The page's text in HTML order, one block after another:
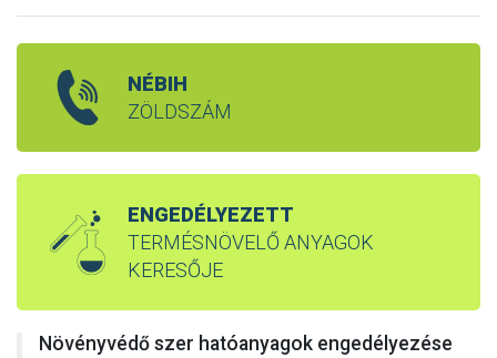
NÉBIH
ZÖLDSZÁM
ENGEDÉLYEZETT
TERMÉSNÖVELŐ ANYAGOK
KERESŐJE
Növényvédő szer hatóanyagok engedélyezése